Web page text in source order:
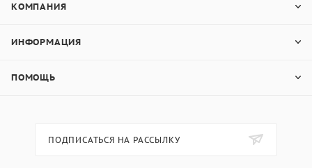
КОМПАНИЯ
ИНФОРМАЦИЯ
ПОМОЩЬ
ПОДПИСАТЬСЯ НА РАССЫЛКУ